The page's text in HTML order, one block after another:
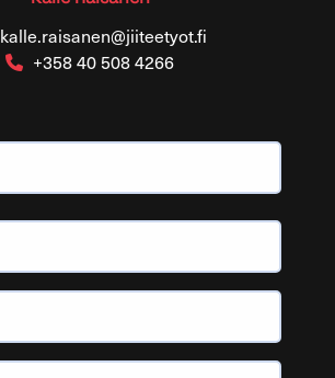
kalle.raisanen@jiiteetyot.fi
+358 40 508 4266
(Obligatoriskt)